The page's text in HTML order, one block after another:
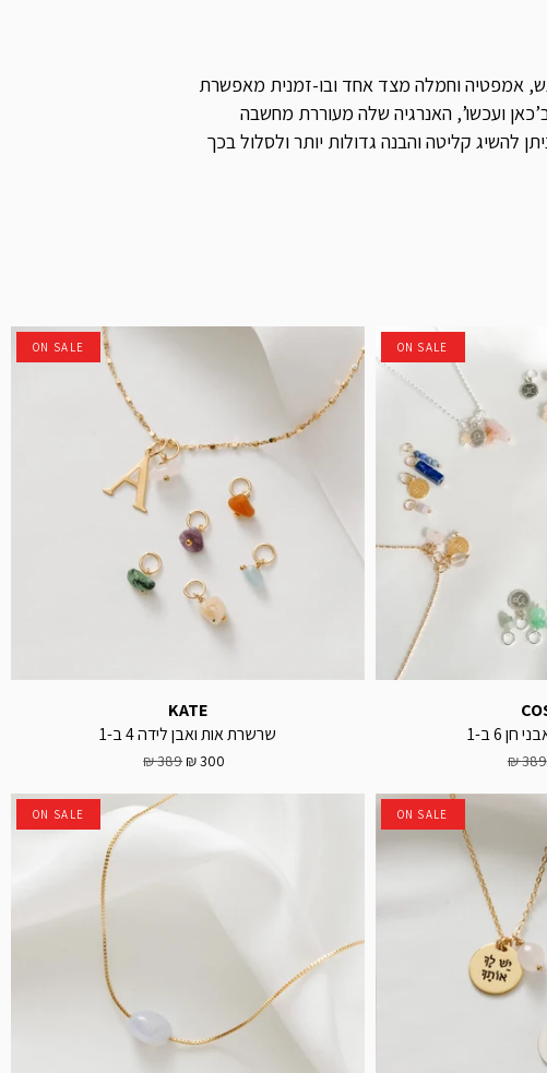
אמפטיה וחמלה מצד אחד ובו-זמנית מאפשרת
ועכשו’, האנרגיה שלה מעוררת מחשבה
להשיג קליטה והבנה גדולות יותר ולסלול בכך
ON SALE
6 ב-1
389 ₪
ON SALE
KATE
שרשרת אות ואבן לידה 4 ב-1
300 ₪
389 ₪
ON SALE
ON SALE